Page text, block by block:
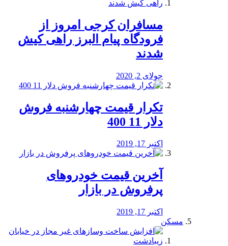
مسافران کرجی امروز از
فرودگاه پیام البرز راهی کیش
شدند
جولای 2, 2020
تکرار قیمت چهارشنبه فروش
دلار 11 400
اکتبر 17, 2019
آخرین قیمت خودرو‌های
پرفروش در بازار
اکتبر 17, 2019
مسکن